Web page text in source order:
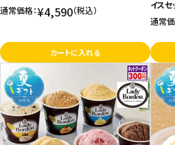
通常価格：¥4,590（税込）
カートに入れる
イスセ
通常価